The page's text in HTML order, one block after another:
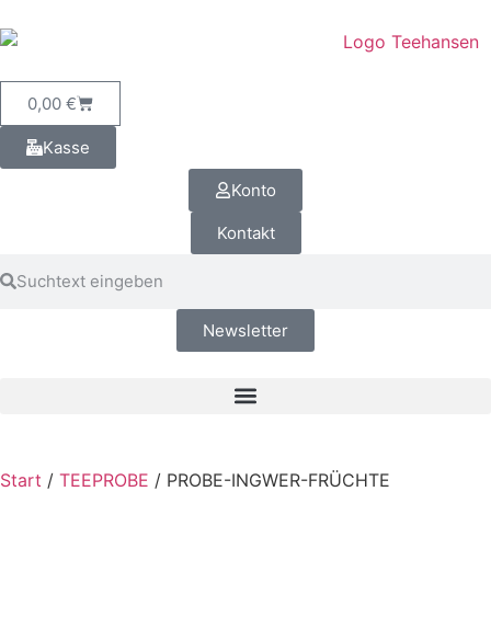
0,00 €
Kasse
Konto
Kontakt
Newsletter
Start / TEEPROBE / PROBE-INGWER-FRÜCHTE